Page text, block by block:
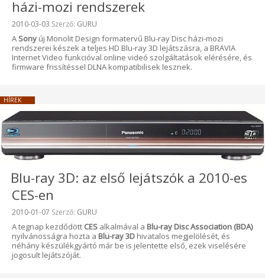
házi-mozi rendszerek
Beküldve:
2010-03-03 Szerző: GURU
A Sony új Monolit Design formatervű Blu-ray Disc házi-mozi
rendszerei készek a teljes HD Blu-ray 3D lejátszásra, a BRAVIA
Internet Video funkcióval online videó szolgáltatások elérésére, és
firmware frissítéssel DLNA kompatibilisek lesznek.
HÍREK
Blu-ray 3D: az első lejátszók a 2010-es
CES-en
Beküldve:
2010-01-07 Szerző: GURU
A tegnap kezdődött CES alkalmával a Blu-ray Disc Association (BDA)
nyilvánosságra hozta a Blu-ray 3D hivatalos megjelölését, és
néhány készülékgyártó már be is jelentette első, ezek viselésére
jogosult lejátszóját.